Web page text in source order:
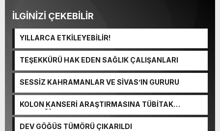
İLGİNİZİ ÇEKEBİLİR
YILLARCA ETKİLEYEBİLİR!
TEŞEKKÜRÜ HAK EDEN SAĞLIK ÇALIŞANLARI
SESSİZ KAHRAMANLAR VE SİVAS’IN GURURU
KOLON KANSERİ ARAŞTIRMASINA TÜBİTAK
DESTEĞİ
DEV GÖĞÜS TÜMÖRÜ ÇIKARILDI